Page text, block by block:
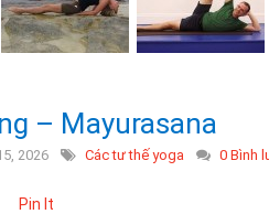
– Mayurasana
2026 Các tư thế yoga 0 Bình
Pin It